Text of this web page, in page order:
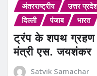
अंतरराष्ट्रीय उत्तर
दिल्ली
पंजाब भारत
ट्रंप के शपथ ग्रहण
मंत्री एस. जयशंकर
Satvik Samachar